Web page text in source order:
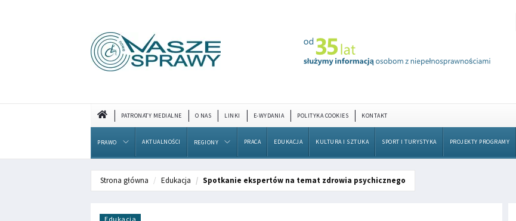
PATRONATY MEDIALNE O NAS LINKI E-WYDANIA POLITYKA COOKIES KONTAKT
PRAWO AKTUALNOŚCI REGIONY PRACA EDUKACJA KULTURA I SZTUKA SPORT I TURYSTYKA PROJEKTY PROGRAMY
Strona główna Edukacja Spotkanie ekspertów na temat zdrowia psychicznego
Edukacja